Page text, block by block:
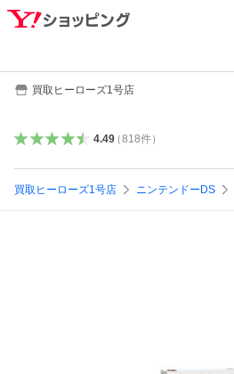
買取ヒーローズ1号店
4.49（818件）
買取ヒーローズ1号店 ニンテンドーDS